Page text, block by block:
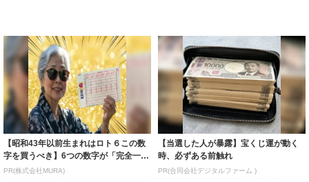
【昭和43年以前生まれはロト６この数
字を買うべき】6つの数字が「完全一
致」する方...
PR(株式会社MURA)
【当選した人が暴露】宝くじ運が動く
時、必ずある前触れ
PR(合同会社デジタルファーム )